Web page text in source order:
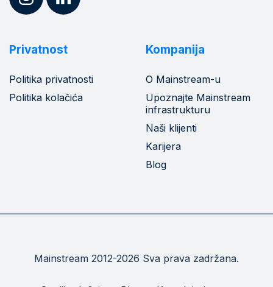
Privatnost
Politika privatnosti
Politika kolačića
Kompanija
O Mainstream-u
Upoznajte Mainstream
infrastrukturu
Naši klijenti
Karijera
Blog
Mainstream 2012-2026 Sva prava zadržana.